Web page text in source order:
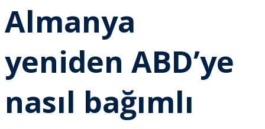
Almanya
yeniden ABD’ye
nasıl bağımlı